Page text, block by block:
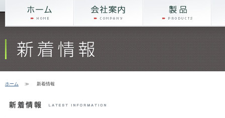
ホーム ≫ 新着情報